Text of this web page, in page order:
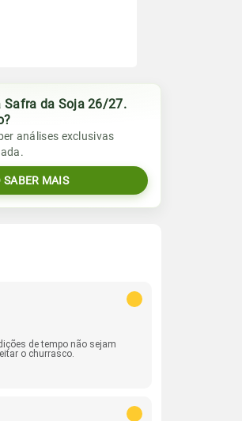
Safra da Soja 26/27.
análises exclusivas
SABER MAIS
de tempo não sejam
o churrasco.